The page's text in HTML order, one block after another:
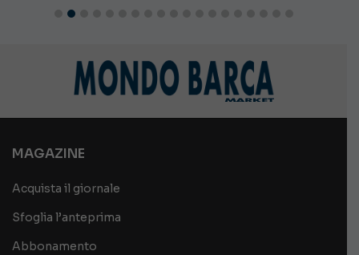
MAGAZINE
Acquista il giornale
Sfoglia l’anteprima
Abbonamento